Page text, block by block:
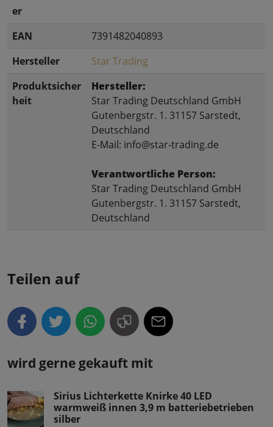
er
EAN
7391482040893
Hersteller
Star Trading
Produktsicher
heit
Hersteller:
Star Trading Deutschland GmbH
Gutenbergstr. 1. 31157 Sarstedt,
Deutschland
E-Mail: info@star-trading.de
Verantwortliche Person:
Star Trading Deutschland GmbH
Gutenbergstr. 1. 31157 Sarstedt,
Deutschland
Teilen auf
wird gerne gekauft mit
Sirius Lichterkette Knirke 40 LED
warmweiß innen 3,9 m batteriebetrieben
silber